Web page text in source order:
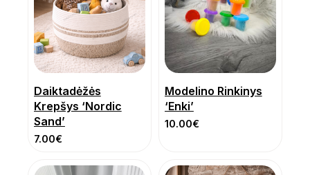
Daiktadėžės
Krepšys ‘Nordic
Sand’
7.00€
Modelino Rinkinys
‘Enki’
10.00€